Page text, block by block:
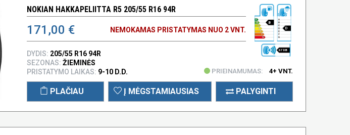
NOKIAN HAKKAPELIITTA R5 205/55 R16 94R
171,00 € NEMOKAMAS PRISTATYMAS NUO 2 VNT.
B
D
67 DB
DYDIS: 205/55 R16 94R
SEZONAS: ŽIEMINĖS
PRISTATYMO LAIKAS: 9-10 D.D. PRIEINAMUMAS: 4+ VNT.
PLAČIAU Į MĖGSTAMIAUSIAS PALYGINTI